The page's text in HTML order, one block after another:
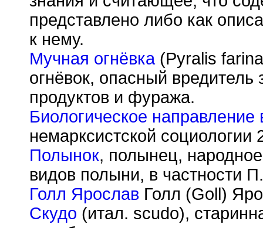
представлено либо как
к нему.
Мучная огнёвка(Pyralis
огнёвок, опасный
продуктов и фуража.
Биологическое направление
немарксистской
Полынок, полынец,
видов полыни, в частности П.
Голл Ярослав Голл (Goll)
Скудо (итал. scudo),